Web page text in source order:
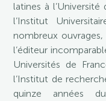
latines à
l’Institut
nombreux
l’éditeur
Universités de
l’Institut de
quinze années